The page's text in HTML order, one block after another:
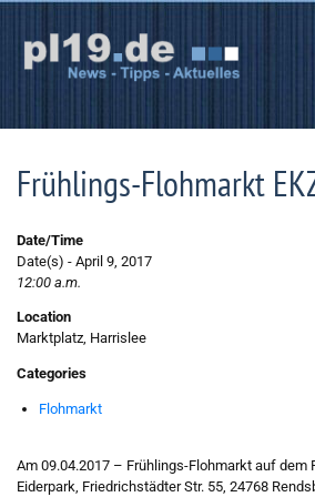
Zum
springen
Frühlings-Flohmarkt
Date/Time
Date(s) - April 9, 2017
12:00 a.m.
Location
Marktplatz, Harrislee
Categories
Flohmarkt
Am 09.04.2017 – Frühlings-Flohmarkt auf dem
Eiderpark, Friedrichstädter Str. 55, 24768